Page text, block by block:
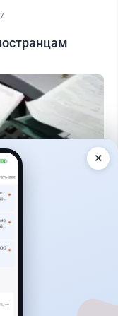
✕